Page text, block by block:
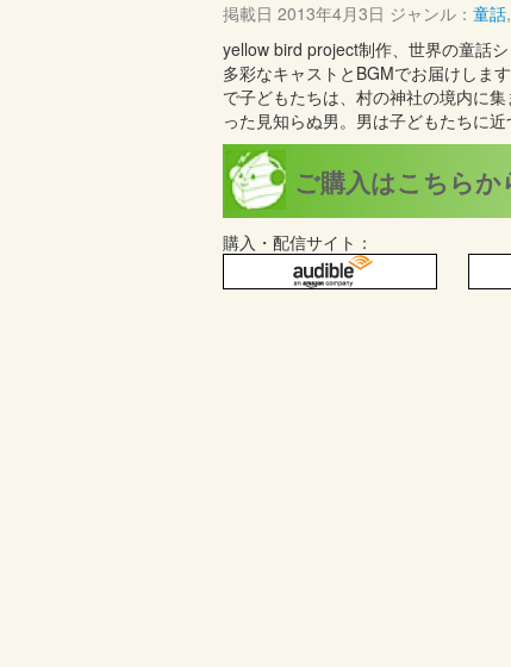
掲載日 2013年4月3日 ジャンル： 童話,
yellow bird project制作、世界の童話
多彩なキャストとBGMでお届けしま
で子どもたちは、村の神社の境内に
った見知らぬ男。男は子どもたちに
ご購入はこちらか
購入・配信サイト：